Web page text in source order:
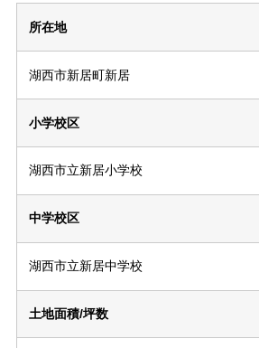
所在地
湖西市新居町新居
小学校区
湖西市立新居小学校
中学校区
湖西市立新居中学校
土地面積/坪数